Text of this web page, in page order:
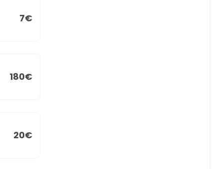
7€
180€
20€